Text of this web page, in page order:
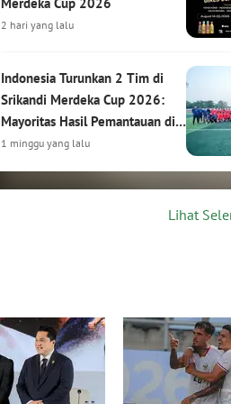
2 hari yang lalu
Indonesia Turunkan 2 Tim di
Srikandi Merdeka Cup 2026:
Mayoritas Hasil Pemantauan di
HYDROPLUS Soccer League
1 minggu yang lalu
Hasil Drawing Srikandi Merdeka
Cup 2026: Garuda Pertiwi
Bertemu Malaysia, Putri
Nusantara Hadapi Thailand
2 minggu yang lalu
Lihat